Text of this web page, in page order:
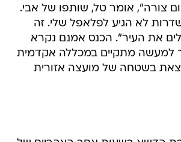
צורה", אומר טל, שותפו של אבי.
לא הגיע לפלאפל שלי. זה
את העיר". הכנס אמנם נקרא
למעשה מתקיים במכללה אקדמית
בשטחה של מועצה אזורית